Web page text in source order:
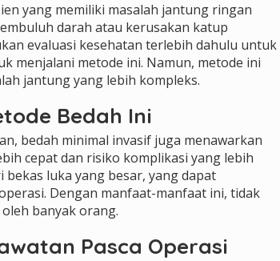
yang memiliki masalah jantung ringan
darah atau kerusakan katup
evaluasi kesehatan terlebih dahulu untuk
menjalani metode ini. Namun, metode ini
jantung yang lebih kompleks.
Bedah Ini
bedah minimal invasif juga menawarkan
cepat dan risiko komplikasi yang lebih
luka yang besar, yang dapat
Dengan manfaat-manfaat ini, tidak
banyak orang.
Pasca Operasi